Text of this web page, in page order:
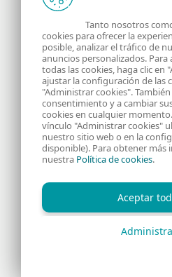
Noticias, opiniones y análisis de la
seguridad de ESET
Acerca de
Contáctanos
Información Legal
Política de privacidad
Tanto nosotros
cookies para ofrecer la
posible, analizar el tráfico de
anuncios personalizados.
todas las cookies, haga clic en
ajustar la configuración de las
"Administrar cookies".
consentimiento y a cambiar
cookies en cualquier
vínculo "Administrar cookies"
nuestro sitio web o en la
disponible). Para obtener más
nuestra Política de cookies.
Aceptar